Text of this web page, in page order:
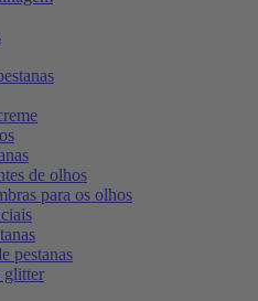
de olhos
para os olhos
pestanas
glitter